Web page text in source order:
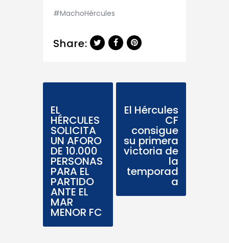
#MachoHércules
Share:
EL
HÉRCULES
SOLICITA
UN AFORO
DE 10.000
PERSONAS
PARA EL
PARTIDO
ANTE EL
MAR
MENOR FC
El Hércules
CF
consigue
su primera
victoria de
la
temporad
a